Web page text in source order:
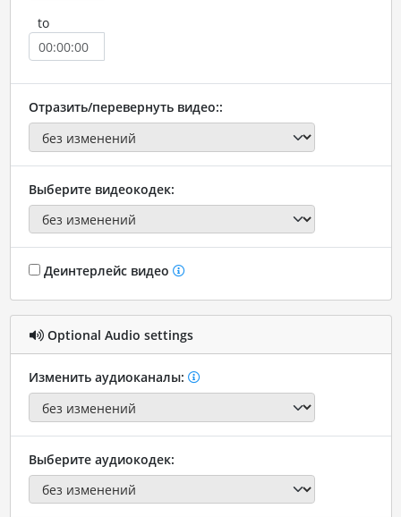
to
Отразить/перевернуть видео::
Выберите видеокодек:
Деинтерлейс видео
Optional Audio settings
Изменить аудиоканалы:
Выберите аудиокодек: